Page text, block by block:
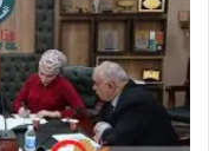
تعقد
اجتماعا
موسعا
لبحث
متطلبات
التشغيل